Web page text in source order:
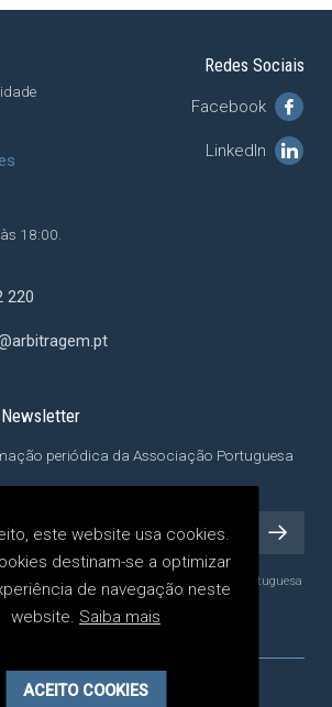
Redes Sociais
Facebook
LinkedIn
18:00.
220
Newsletter
periódica da Associação Portuguesa
daPolítica de Privacidade
da Associação Portuguesa
li e compreendi.
POLÍTICA DE PRIVACIDADE
este website usa cookies.
destinam-se a optimizar
de navegação neste
website. Saiba mais
ACEITO COOKIES